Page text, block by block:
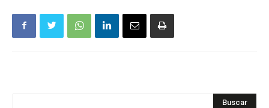
Buscar